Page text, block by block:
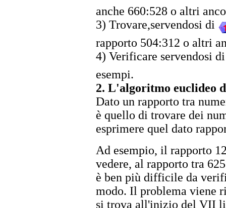
anche 660:528 o altri
3) Trovare,servendosi di
rapporto 504:312 o altri
4) Verificare servendosi
esempi.
2. L'algoritmo euclideo
Dato un rapporto tra
è quello di trovare dei
esprimere quel dato
Ad esempio, il rapporto
vedere, al rapporto tra
è ben più difficile da
modo. Il problema viene
si trova all'inizio del VII